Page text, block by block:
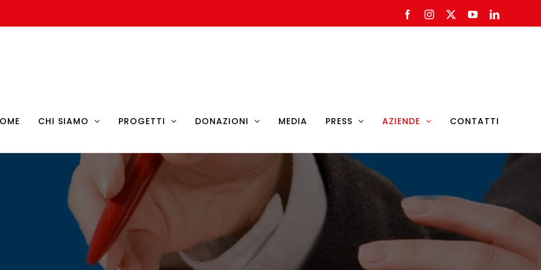
FacebookInstagram YouTubeLinkedIn
CHI SIAMO PROGETTI DONAZIONI MEDIA PRESS AZIENDE CONTATTI